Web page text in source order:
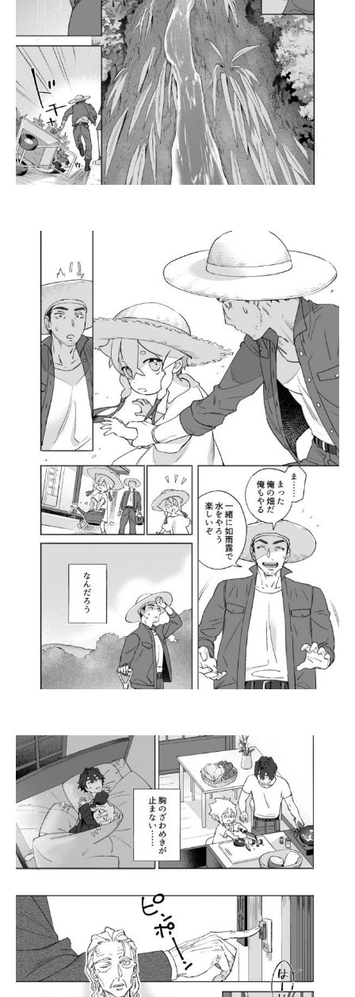
マーケ×ITの今がよく分かる
ITエンジニア向け専門サイト
企業向けIT製品の総合サイト
IT製品の技術・比較・事例
製造業のIT導入・活用を支援
電子設計の基本と応用
エネルギーの専門メディア
建設×テクノロジーの最前線
ちょっと気になるネットの話題